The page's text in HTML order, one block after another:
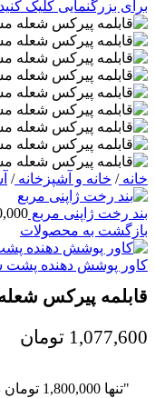
برای بزرگنمایی کلیک کنید
خانه/ خانه و آشپزخانه/
بند رخت ژاپنی مربع
بازگشت به محصولات
کاور پوشش دهنده پشت
قابلمه پیرکس
1,077,600 تومان
"تنها 1,800,000 تومان